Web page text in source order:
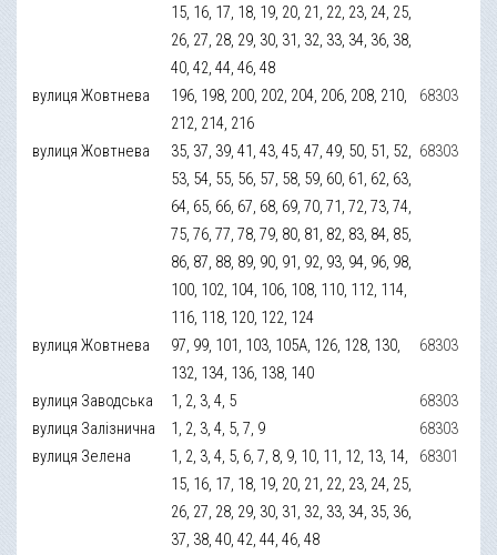
15, 16, 17, 18, 19, 20, 21, 22, 23, 24, 25,
26, 27, 28, 29, 30, 31, 32, 33, 34, 36, 38,
40, 42, 44, 46, 48
вулиця Жовтнева
196, 198, 200, 202, 204, 206, 208, 210,
212, 214, 216
68303
вулиця Жовтнева
35, 37, 39, 41, 43, 45, 47, 49, 50, 51, 52,
53, 54, 55, 56, 57, 58, 59, 60, 61, 62, 63,
64, 65, 66, 67, 68, 69, 70, 71, 72, 73, 74,
75, 76, 77, 78, 79, 80, 81, 82, 83, 84, 85,
86, 87, 88, 89, 90, 91, 92, 93, 94, 96, 98,
100, 102, 104, 106, 108, 110, 112, 114,
116, 118, 120, 122, 124
68303
вулиця Жовтнева
97, 99, 101, 103, 105А, 126, 128, 130,
132, 134, 136, 138, 140
68303
вулиця Заводська 1, 2, 3, 4, 5
68303
вулиця Залізнична
1, 2, 3, 4, 5, 7, 9
68303
вулиця Зелена
1, 2, 3, 4, 5, 6, 7, 8, 9, 10, 11, 12, 13, 14,
15, 16, 17, 18, 19, 20, 21, 22, 23, 24, 25,
26, 27, 28, 29, 30, 31, 32, 33, 34, 35, 36,
37, 38, 40, 42, 44, 46, 48
68301